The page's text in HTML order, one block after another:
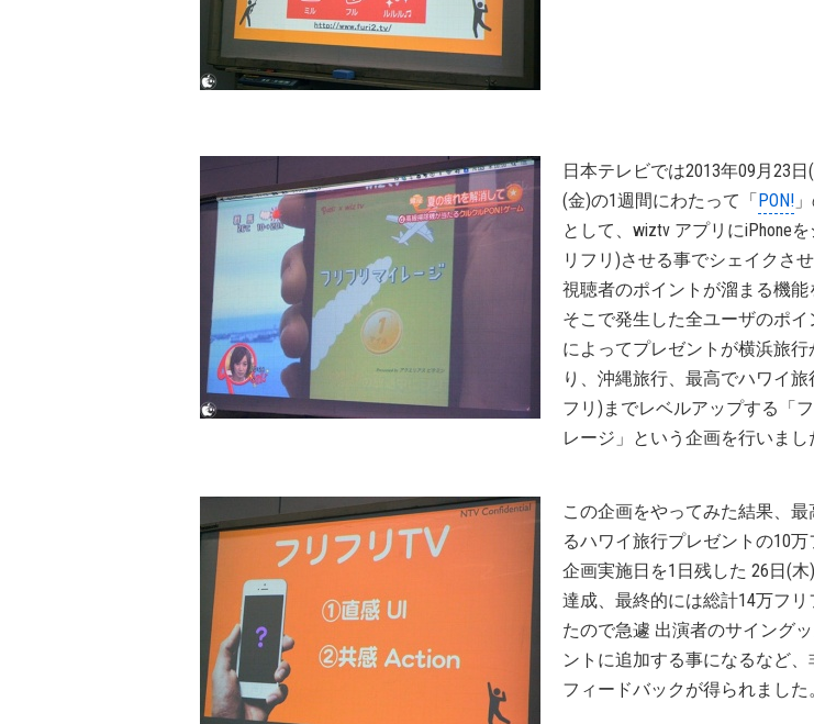
日本テレビでは2013年09月23日
(金)の1週間にわたって「PON!
として、wiztv アプリにiPhone
リフリ)させる事でシェイクさ
視聴者のポイントが溜まる機能
そこで発生した全ユーザのポ
によってプレゼントが横浜旅行
り、沖縄旅行、最高でハワイ旅
フリ)までレベルアップする「
レージ」という企画を行いまし
この企画をやってみた結果、最
るハワイ旅行プレゼントの10
企画実施日を1日残した 26日(
達成、最終的には総計14万フリ
たので急遽 出演者のサイング
ントに追加する事になるなど、
フィードバックが得られました